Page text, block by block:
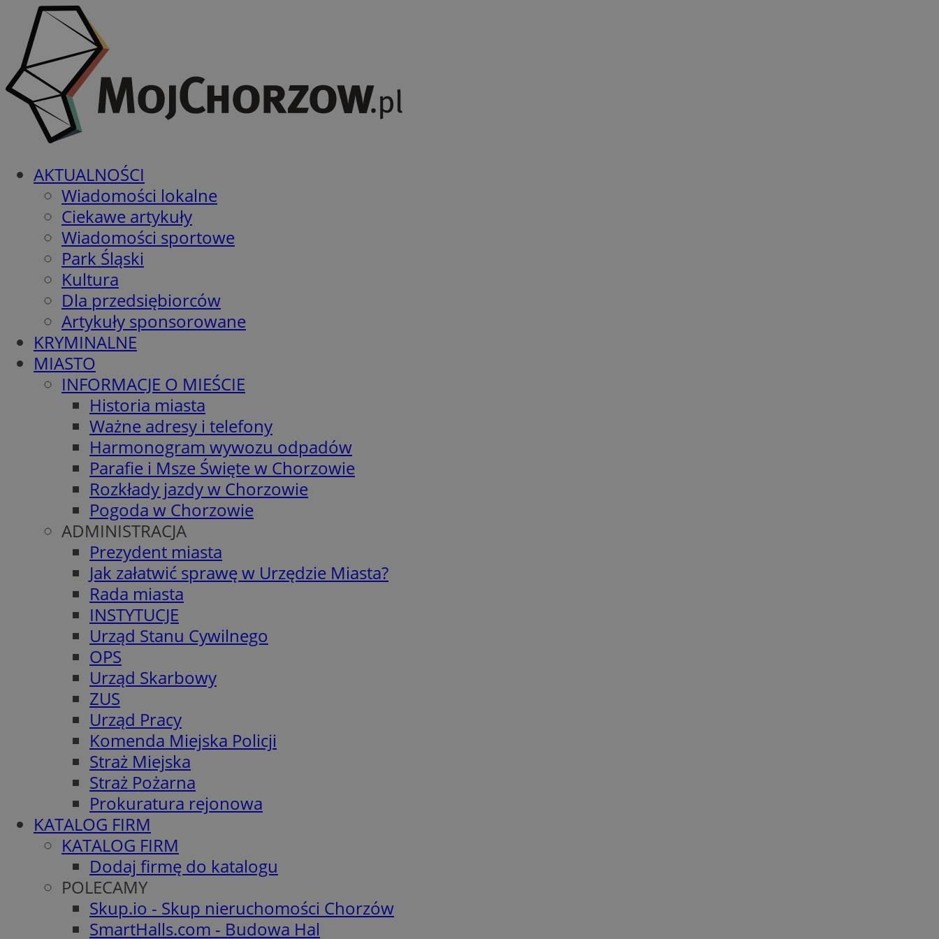
AKTUALNOŚCI
Wiadomości lokalne
Ciekawe artykuły
Wiadomości sportowe
Park Śląski
Kultura
Dla przedsiębiorców
Artykuły sponsorowane
KRYMINALNE
MIASTO
INFORMACJE O MIEŚCIE
Historia miasta
Ważne adresy i telefony
Harmonogram wywozu odpadów
Parafie i Msze Święte w Chorzowie
Rozkłady jazdy w Chorzowie
Pogoda w Chorzowie
ADMINISTRACJA
Prezydent miasta
Jak załatwić sprawę w Urzędzie Miasta?
Rada miasta
INSTYTUCJE
Urząd Stanu Cywilnego
OPS
Urząd Skarbowy
ZUS
Urząd Pracy
Komenda Miejska Policji
Straż Miejska
Straż Pożarna
Prokuratura rejonowa
KATALOG FIRM
KATALOG FIRM
Dodaj firmę do katalogu
POLECAMY
Skup.io - Skup nieruchomości Chorzów
SmartHalls.com - Budowa Hal